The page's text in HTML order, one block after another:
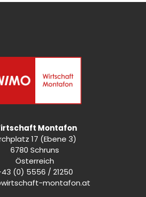
Montafon
17 (Ebene 3)
6780 Schruns
Österreich
(0) 5556 / 21250
montafon.at